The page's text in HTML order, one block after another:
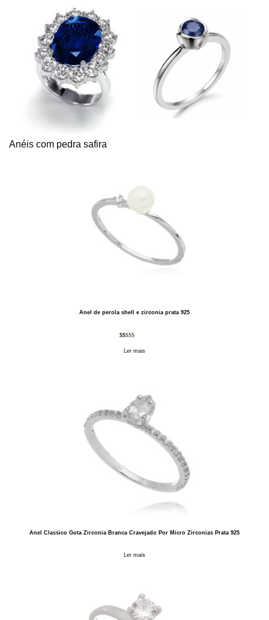
Anéis com pedra safira
Anel de perola shell e zirconia prata 925
como5.00
Ler mais
Anel Classico Gota Zirconia Branca Cravejado Por Micro Zirconias Prata 925
Ler mais